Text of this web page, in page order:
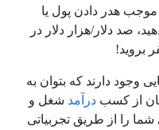
موجب هدر دادن پول یا
صد دلار/هزار دلار در
بروید!
وجود دارند که بتوان به
از کسب درآمد شغل و
را از طریق تجربیاتی